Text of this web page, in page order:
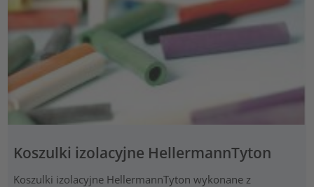
Koszulki izolacyjne HellermannTyton
Koszulki izolacyjne HellermannTyton wykonane z